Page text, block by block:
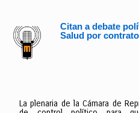
Citan a debate
Salud por
La plenaria de la Cámara de